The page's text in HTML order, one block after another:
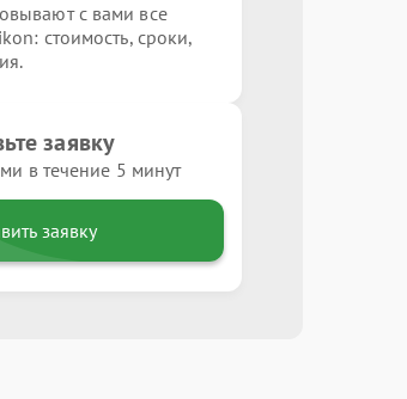
с вами все
стоимость, сроки,
заявку
в течение 5 минут
заявку